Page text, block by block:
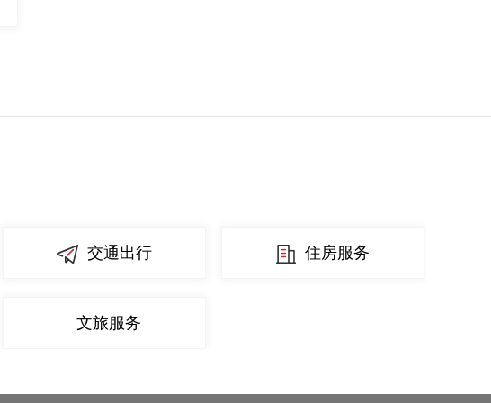
交通出行 住房服务
文旅服务